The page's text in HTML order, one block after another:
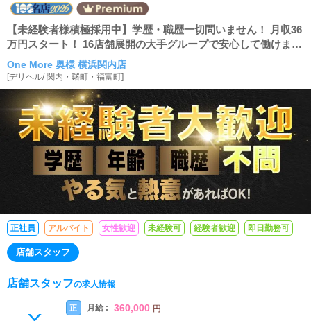
【未経験者様積極採用中】学歴・職歴一切問いません！ 月収36
万円スタート！ 16店舗展開の大手グループで安心して働けま
す！
One More 奥様 横浜関内店
[デリヘル/ 関内・曙町・福富町]
正社員 アルバイト 女性歓迎 未経験可 経験者歓迎 即日勤務可
店舗スタッフ
店舗スタッフの求人情報
正 月給 : 360,000 円